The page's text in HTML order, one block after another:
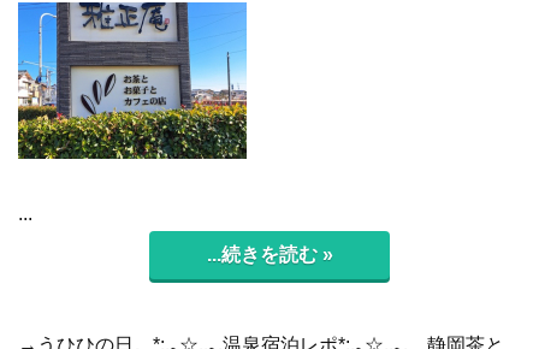
...
...続きを読む »
→うひひの日。*:.｡☆..｡.温泉宿泊レポ*:.｡☆..｡. 静岡茶と